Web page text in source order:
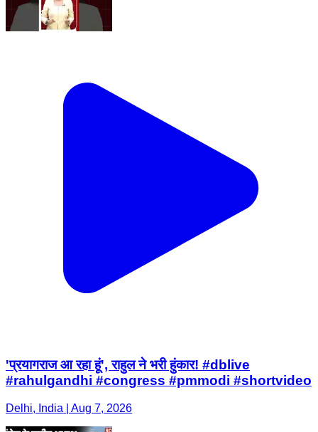
'प्रयागराज आ रहा हूं', राहुल ने भरी हुंकार! #dblive
#rahulgandhi #congress #pmmodi #shortvideo
Delhi, India | Aug 7, 2026